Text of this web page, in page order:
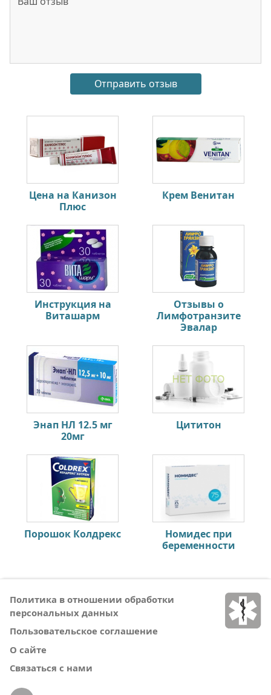
Цена на Канизон
Плюс
Крем Венитан
Инструкция на
Виташарм
Отзывы о
Лимфотранзите
Эвалар
Энап НЛ 12.5 мг
20мг
Цититон
Порошок Колдрекс
Номидес при
беременности
Политика в отношении обработки
персональных данных
Пользовательское соглашение
О сайте
Связаться с нами